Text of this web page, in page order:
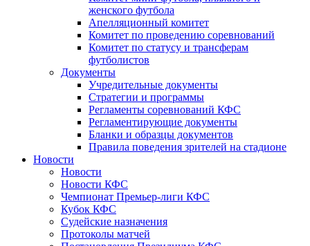
женского футбола
Апелляционный комитет
Комитет по проведению соревнований
Комитет по статусу и трансферам
футболистов
Документы
Учредительные документы
Стратегии и программы
Регламенты соревнований КФС
Регламентирующие документы
Бланки и образцы документов
Правила поведения зрителей на стадионе
Новости
Новости
Новости КФС
Чемпионат Премьер-лиги КФС
Кубок КФС
Судейские назначения
Протоколы матчей